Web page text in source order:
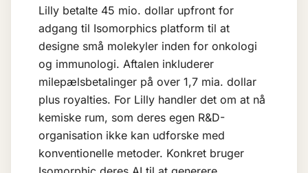
Lilly betalte 45 mio. dollar upfront for
adgang til Isomorphics platform til at
designe små molekyler inden for onkologi
og immunologi. Aftalen inkluderer
milepælsbetalinger på over 1,7 mia. dollar
plus royalties. For Lilly handler det om at nå
kemiske rum, som deres egen R&D-
organisation ikke kan udforske med
konventionelle metoder. Konkret bruger